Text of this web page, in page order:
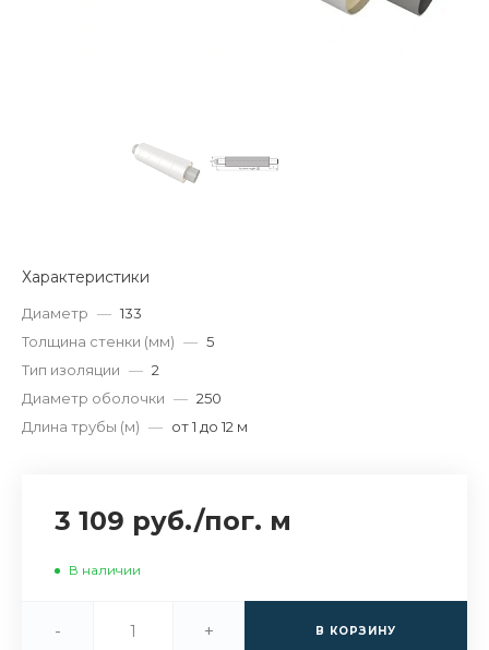
Характеристики
Диаметр — 133
Толщина стенки (мм) — 5
Тип изоляции — 2
Диаметр оболочки — 250
Длина трубы (м) — от 1 до 12 м
3 109 руб./пог. м
В наличии
- + В КОРЗИНУ